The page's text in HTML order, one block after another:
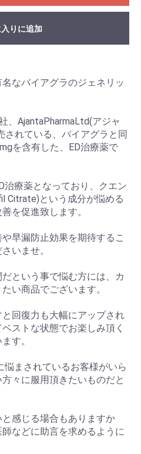
りに追加
なバイアグラのジェネリッ
、AjantaPharmaLtd(アジャ
されている、バイアグラと同
を含有した、ED治療薬で
治療薬となっており、クエン
Citrate)という成分が悩める
を促進致します。
早漏防止効果を期待するこ
いませ。
という事で悩む方には、カ
い商品でございます。
回復力も大幅にアップされ
ストな状態でお楽しみ頂く
す。
悩まされているお客様がいら
々に服用頂きたいものだと
感じる場合もありますか
などに助言を求めるように